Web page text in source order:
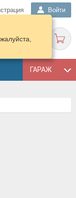
Войти
ГАРАЖ